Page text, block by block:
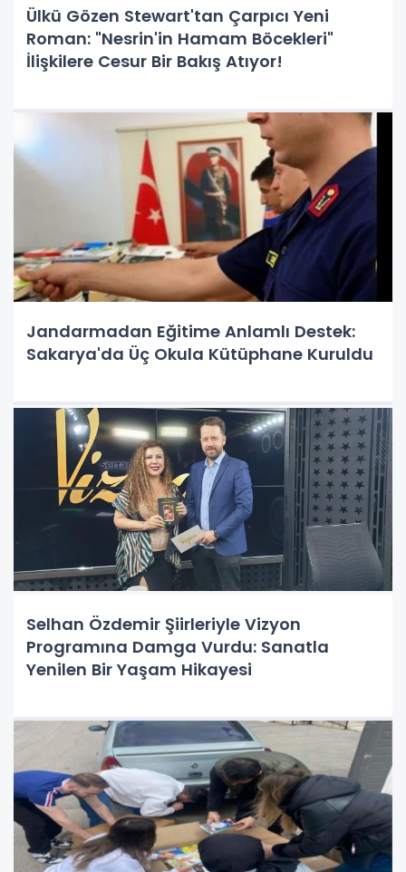
Ülkü Gözen Stewart'tan Çarpıcı Yeni
Roman: "Nesrin'in Hamam Böcekleri"
İlişkilere Cesur Bir Bakış Atıyor!
Jandarmadan Eğitime Anlamlı Destek:
Sakarya'da Üç Okula Kütüphane Kuruldu
Selhan Özdemir Şiirleriyle Vizyon
Programına Damga Vurdu: Sanatla
Yenilen Bir Yaşam Hikayesi